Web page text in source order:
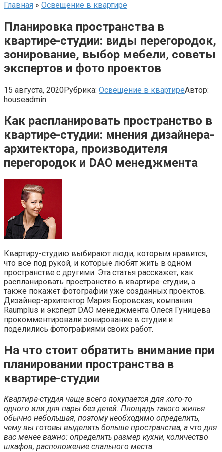
Главная » Освещение в квартире
Планировка пространства в
квартире-студии: виды перегородок,
зонирование, выбор мебели, советы
экспертов и фото проектов
15 августа, 2020Рубрика: Освещение в квартиреАвтор:
houseadmin
Как распланировать пространство в
квартире-студии: мнения дизайнера-
архитектора, производителя
перегородок и DAO менеджмента
Квартиру-студию выбирают люди, которым нравится,
что всё под рукой, и которые любят жить в одном
пространстве с другими. Эта статья расскажет, как
распланировать пространство в квартире-студии, а
также покажет фотографии уже созданных проектов.
Дизайнер-архитектор Мария Боровская, компания
Raumplus и эксперт DAO менеджмента Олеся Гуницева
прокомментировали зонирование в студии и
поделились фотографиями своих работ.
На что стоит обратить внимание при
планировании пространства в
квартире-студии
Квартира-студия чаще всего покупается для кого-то
одного или для пары без детей. Площадь такого жилья
обычно небольшая, поэтому необходимо определить,
чему вы готовы выделить больше пространства, а что для
вас менее важно: определить размер кухни, количество
шкафов, расположение спального места.